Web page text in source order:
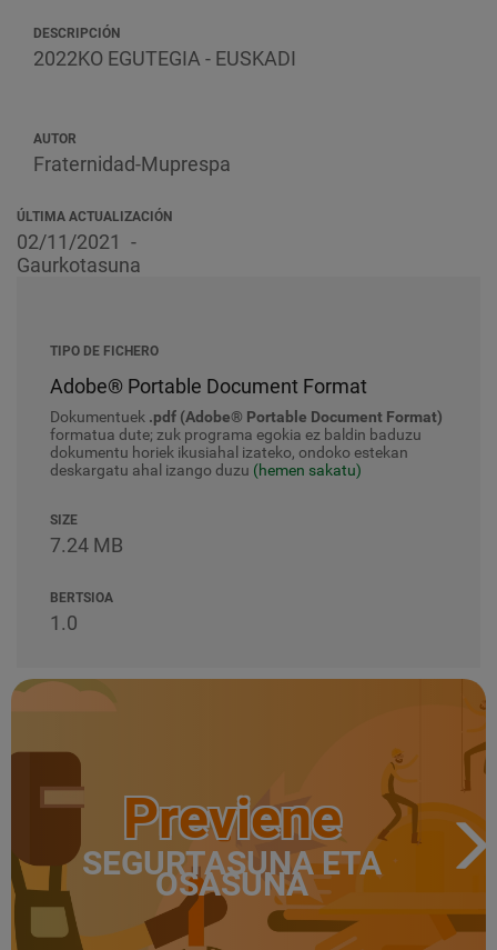
DESCRIPCIÓN
2022KO EGUTEGIA - EUSKADI
AUTOR
Fraternidad-Muprespa
ÚLTIMA ACTUALIZACIÓN
02/11/2021
Gaurkotasuna
TIPO DE FICHERO
Adobe® Portable Document Format
Dokumentuek .pdf (Adobe® Portable Document Format)
formatua dute; zuk programa egokia ez baldin baduzu
dokumentu horiek ikusiahal izateko, ondoko estekan
deskargatu ahal izango duzu (hemen sakatu)
SIZE
7.24 MB
BERTSIOA
1.0
Previene
SEGURTASUNA ETA
OSASUNA